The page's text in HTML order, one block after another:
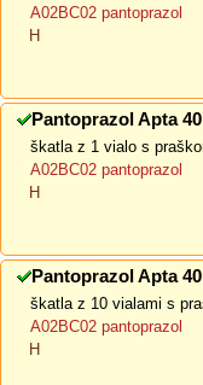
A02BC02 pantoprazol
H
Pantoprazol Apta
škatla z 1 vialo s
A02BC02 pantoprazol
H
Pantoprazol Apta
škatla z 10 vialami s
A02BC02 pantoprazol
H